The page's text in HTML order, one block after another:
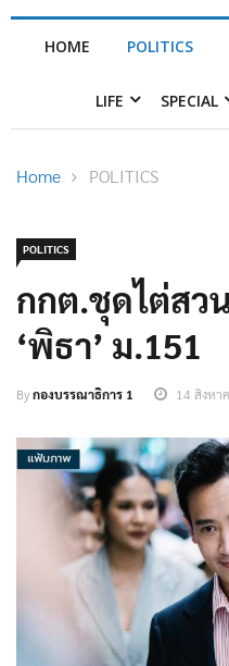
HOME POLITICS
LIFE SPECIAL
Home POLITICS
POLITICS
กกต.ชุดไต่สว
‘พิธา’ ม.151
Byกองบรรณาธิการ 1 14 สิงหา